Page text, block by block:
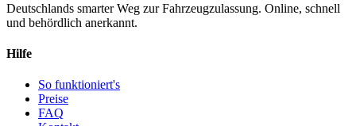
Deutschlands smarter Weg zur Fahrzeugzulassung. Online, schnell
und behördlich anerkannt.
Hilfe
So funktioniert's
Preise
FAQ